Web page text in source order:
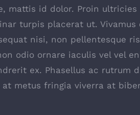
mattis id dolor. Proin ultricies
turpis placerat ut. Vivamus
nisi, non pellentesque
odio ornare iaculis vel vel
ex. Phasellus ac rutrum
metus fringia viverra at